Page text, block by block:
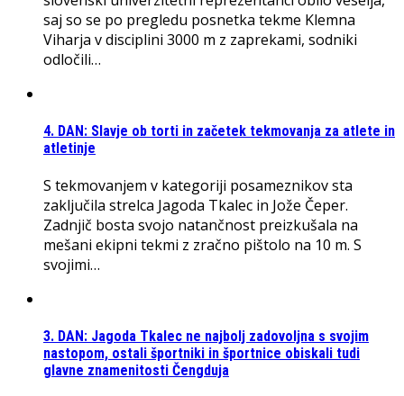
saj so se po pregledu posnetka tekme Klemna
Viharja v disciplini 3000 m z zaprekami, sodniki
odločili…
4. DAN: Slavje ob torti in začetek tekmovanja za atlete in
atletinje
S tekmovanjem v kategoriji posameznikov sta
zaključila strelca Jagoda Tkalec in Jože Čeper.
Zadnjič bosta svojo natančnost preizkušala na
mešani ekipni tekmi z zračno pištolo na 10 m. S
svojimi…
3. DAN: Jagoda Tkalec ne najbolj zadovoljna s svojim
nastopom, ostali športniki in športnice obiskali tudi
glavne znamenitosti Čengduja